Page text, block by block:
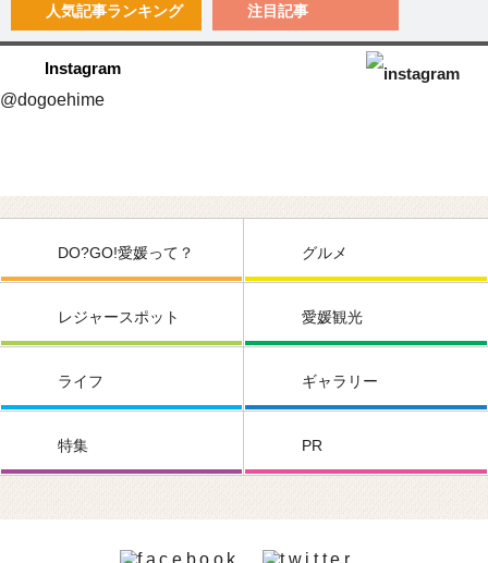
人気記事ランキング 注目記事
Instagram
@dogoehime
DO?GO!愛媛って？ グルメ
レジャースポット 愛媛観光
ライフ ギャラリー
特集 PR